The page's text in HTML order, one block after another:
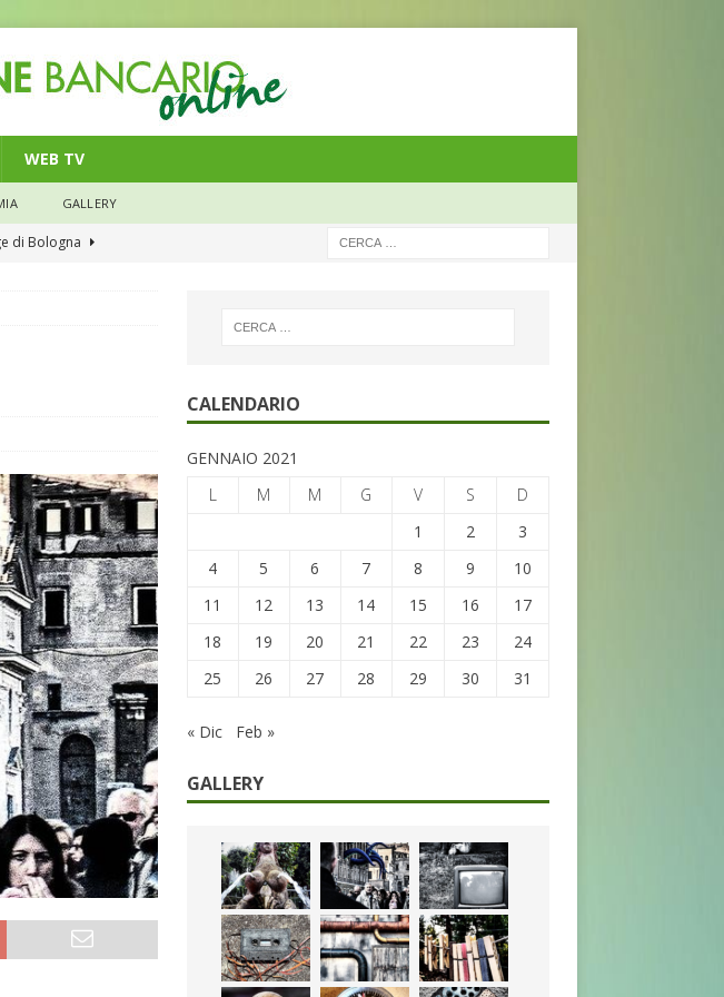
WEB TV
GALLERY
leggeri e rate sotto
di Bologna
CALENDARIO
GENNAIO 2021
L
M M G V S
D
1
2
3
4
5 6 7 8 9
10
11
12 13 14 15 16
17
18
19 20 21 22 23
24
25
26 27 28 29 30 31
« Dic Feb »
GALLERY